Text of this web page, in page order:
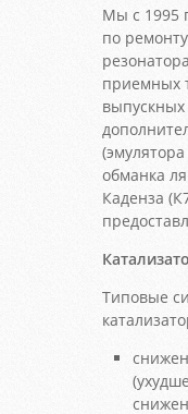
Мы с 1995
по
приемных
выпускных
обманка
Каденза
Типовые